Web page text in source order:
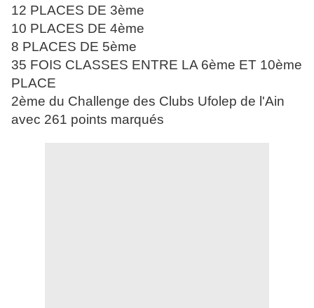
12 PLACES DE 3ème
10 PLACES DE 4ème
8 PLACES DE 5ème
35 FOIS CLASSES ENTRE LA 6ème ET 10ème
PLACE
2ème du Challenge des Clubs Ufolep de l'Ain
avec 261 points marqués